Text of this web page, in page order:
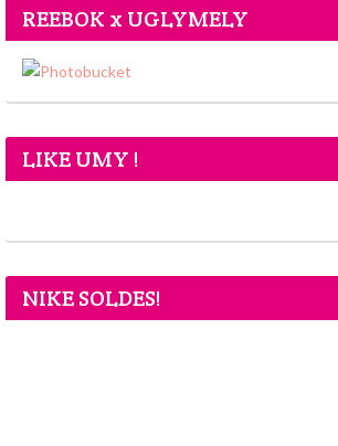
REEBOK x UGLYMELY
LIKE UMY !
NIKE SOLDES!